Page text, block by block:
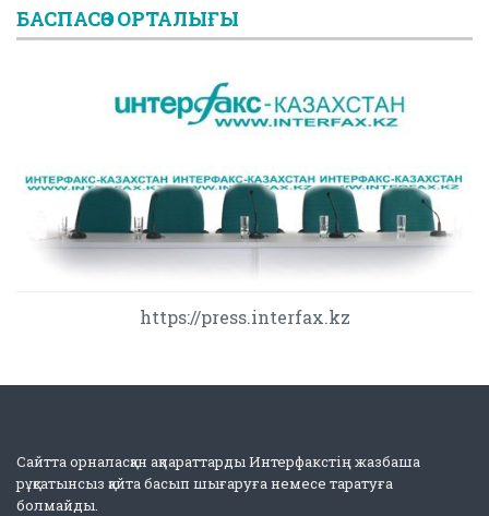
БАСПАСӨЗ ОРТАЛЫҒЫ
https://press.interfax.kz
Сайтта орналасқан ақпараттарды Интерфакстің жазбаша
рұқсатынсыз қайта басып шығаруға немесе таратуға
болмайды.